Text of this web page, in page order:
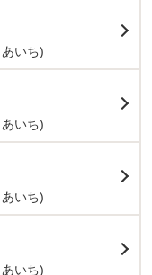
いち)
いち)
いち)
いち)